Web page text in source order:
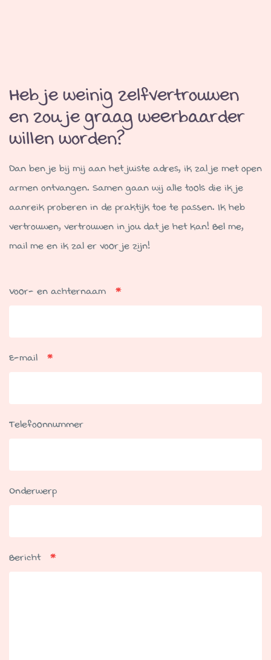
Heb je weinig zelfvertrouwen
en zou je graag weerbaarder
willen worden?
Dan ben je bij mij aan het juiste adres, ik zal je met open
armen ontvangen. Samen gaan wij alle tools die ik je
aanreik proberen in de praktijk toe te passen. Ik heb
vertrouwen, vertrouwen in jou dat je het kan! Bel me,
mail me en ik zal er voor je zijn!
Voor- en achternaam *
E-mail *
Telefoonnummer
Onderwerp
Bericht *